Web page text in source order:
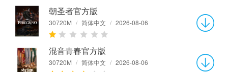
朝圣者官方版
30720M / 简体中文 / 2026-08-06
混音青春官方版
30720M / 简体中文 / 2026-08-06